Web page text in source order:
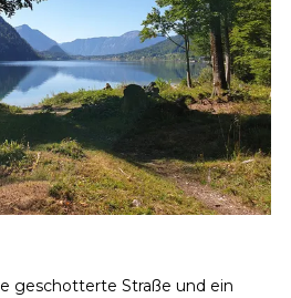
geschotterte Straße und ein